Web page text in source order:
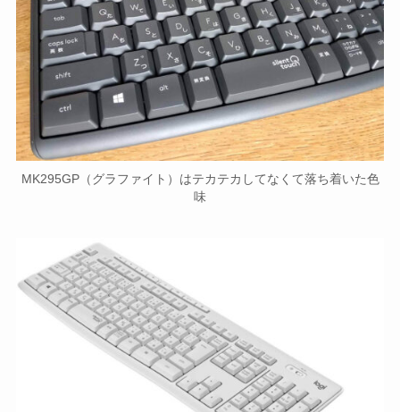
MK295GP（グラファイト）はテカテカしてなくて落ち着いた色
味